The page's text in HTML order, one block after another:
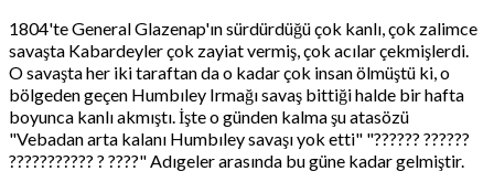
1804'te General Glazenap'ın sürdürdüğü çok kanlı, çok zalimce
savaşta Kabardeyler çok zayiat vermiş, çok acılar çekmişlerdi.
O savaşta her iki taraftan da o kadar çok insan ölmüştü ki, o
bölgeden geçen Humbıley Irmağı savaş bittiği halde bir hafta
boyunca kanlı akmıştı. İşte o günden kalma şu atasözü
"Vebadan arta kalanı Humbıley savaşı yok etti" "?????? ??????
??????????? ? ????" Adıgeler arasında bu güne kadar gelmiştir.